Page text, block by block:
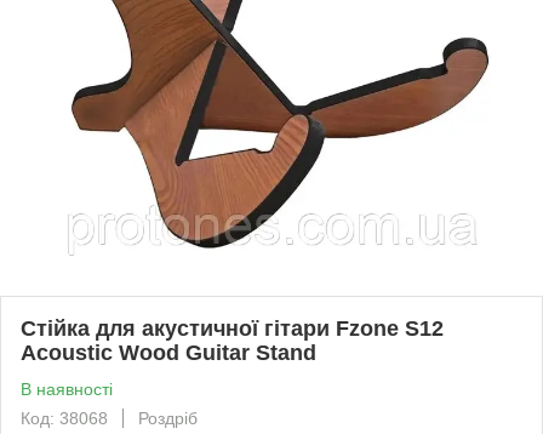
​Стійка для акустичної гітари Fzone S12​
Acoustic Wood Guitar Stand
В наявності
Код: 38068
Роздріб